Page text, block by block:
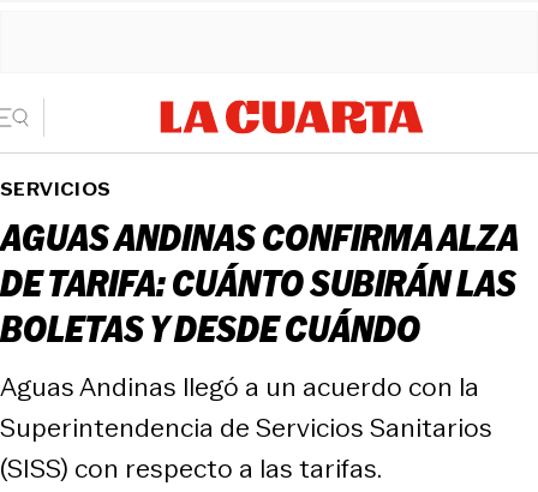
SERVICIOS
AGUAS ANDINAS CONFIRMA ALZA
DE TARIFA: CUÁNTO SUBIRÁN LAS
BOLETAS Y DESDE CUÁNDO
Aguas Andinas llegó a un acuerdo con la
Superintendencia de Servicios Sanitarios
(SISS) con respecto a las tarifas.